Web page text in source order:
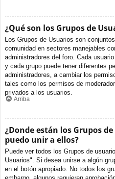
¿Qué son los Grupos de
Los Grupos de Usuarios son
comunidad en sectores manejables
administradores del foro. Cada
y cada grupo puede tener diferentes
administradores, a cambiar los
tales como los permisos de
privados a los usuarios.
Arriba
¿Donde están los Grupos
puedo unir a ellos?
Puede ver todos los Grupos de
Usuarios". Si desea unirse a algún
en el botón apropiado. No todos los